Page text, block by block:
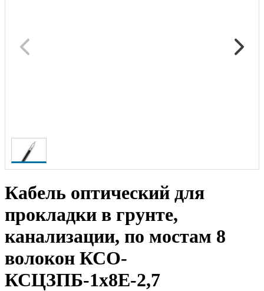
Кабель оптический для
прокладки в грунте,
канализации, по мостам 8
волокон КСО-
КСЦЗПБ-1х8Е-2,7